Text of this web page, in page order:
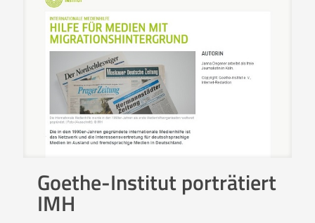
Goethe-Institut porträtiert
IMH